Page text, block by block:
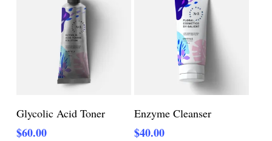
Glycolic Acid Toner
$60.00
Enzyme Cleanser
$40.00